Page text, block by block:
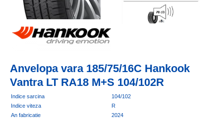
Anvelopa vara 185/75/16C Hankook
Vantra LT RA18 M+S 104/102R
Indice sarcina
104/102
Indice viteza
R
An fabricatie
2024